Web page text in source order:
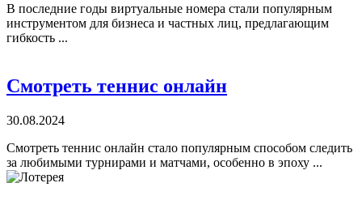
В последние годы виртуальные номера стали популярным
инструментом для бизнеса и частных лиц, предлагающим
гибкость ...
Смотреть теннис онлайн
30.08.2024
Смотреть теннис онлайн стало популярным способом следить
за любимыми турнирами и матчами, особенно в эпоху ...